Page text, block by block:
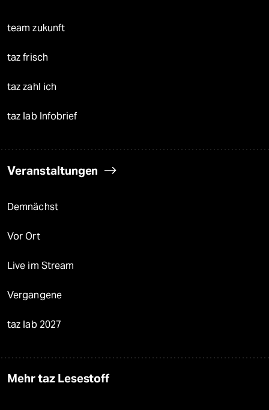
team zukunft
taz frisch
taz zahl ich
taz lab Infobrief
Veranstaltungen
Demnächst
Vor Ort
Live im Stream
Vergangene
taz lab 2027
Mehr taz Lesestoff